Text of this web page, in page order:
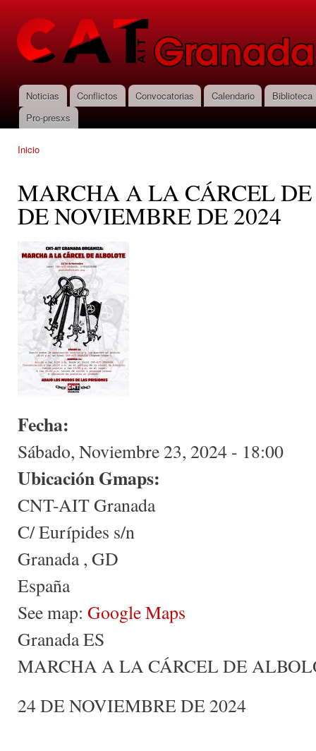
CNT-AIT
Granada
Menú principal
Noticias Conflictos Convocatorias Calendario
Biblioteca
Pro-presxs
Inicio
MARCHA A LA CÁRCEL
DE NOVIEMBRE DE 2024
Fecha:
Sábado, Noviembre 23, 2024 - 18:00
Ubicación Gmaps:
CNT-AIT Granada
C/ Eurípides s/n
Granada, GD
España
See map: Google Maps
Granada ES
MARCHA A LA CÁRCEL DE
24 DE NOVIEMBRE DE 2024